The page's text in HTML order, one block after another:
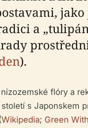
jako
a
).
flóry a
s Japonskem
Wikipedia; Green